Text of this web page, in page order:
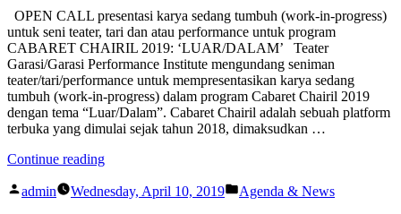
Teater
Garasi/Garasi
Performance
Institute”
OPEN CALL presentasi karya sedang tumbuh (work-in-progress)
untuk seni teater, tari dan atau performance untuk program
CABARET CHAIRIL 2019: ‘LUAR/DALAM’ Teater
Garasi/Garasi Performance Institute mengundang seniman
teater/tari/performance untuk mempresentasikan karya sedang
tumbuh (work-in-progress) dalam program Cabaret Chairil 2019
dengan tema “Luar/Dalam”. Cabaret Chairil adalah sebuah platform
terbuka yang dimulai sejak tahun 2018, dimaksudkan …
Continue reading“OPEN
CABARET
Posted
admin Wednesday, April 10, 2019
Posted
Agenda & News